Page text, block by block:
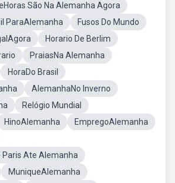
São Na Alemanha Agora
ParaAlemanha
Fusos Do Mundo
Horario De Berlim
PraiasNa Alemanha
HoraDo Brasil
AlemanhaNo Inverno
Relógio Mundial
HinoAlemanha
EmpregoAlemanha
Paris Ate Alemanha
MuniqueAlemanha